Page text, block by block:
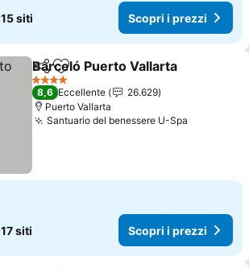
15 siti Scopri i prezzi
CondividiAggiungi ai preferiti
Barceló Puerto Vallarta
4 Stelle
8,6 Eccellente
26.629
Puerto Vallarta
Santuario del benessere U-Spa
17 siti Scopri i prezzi